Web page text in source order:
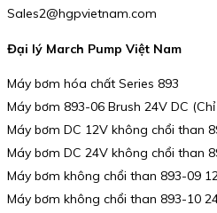
Sales2@hgpvietnam.com
Đại lý March Pump Việt Nam
Máy bơm hóa chất Series 893
Máy bơm 893-06 Brush 24V DC
Máy bơm DC 12V không chổi than
Máy bơm DC 24V không chổi than
Máy bơm không chổi than 893-09
Máy bơm không chổi than 893-10